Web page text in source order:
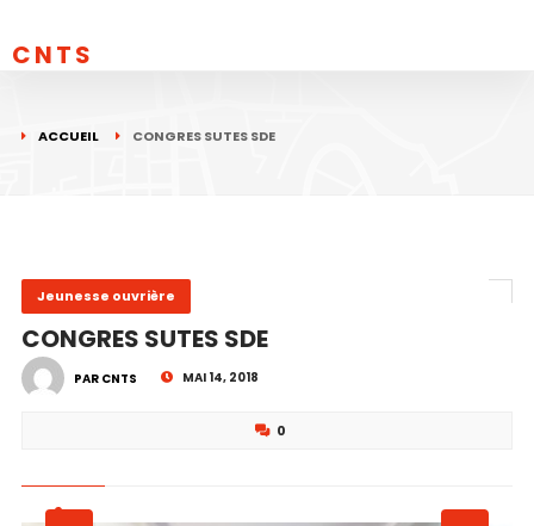
CNTS
ACCUEIL CONGRES SUTES SDE
Jeunesse ouvrière
CONGRES SUTES SDE
PAR CNTS MAI 14, 2018
0